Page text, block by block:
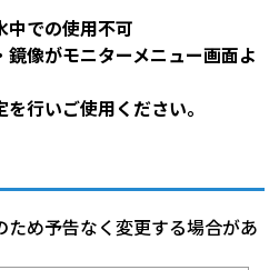
での使用不可
像がモニターメニュー画面よ
行いご使用ください。
め予告なく変更する場合があ